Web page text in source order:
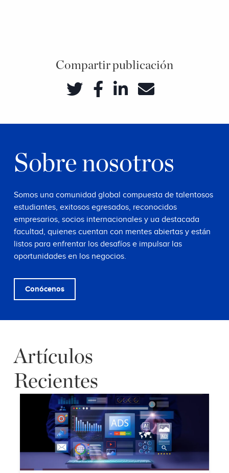
Compartir publicación
Sobre nosotros
Somos una comunidad global compuesta de talentosos
estudiantes, exitosos egresados, reconocidos
empresarios, socios internacionales y ua destacada
facultad, quienes cuentan con mentes abiertas y están
listos para enfrentar los desafíos e impulsar las
oportunidades en los negocios.
Conócenos
Artículos
Recientes